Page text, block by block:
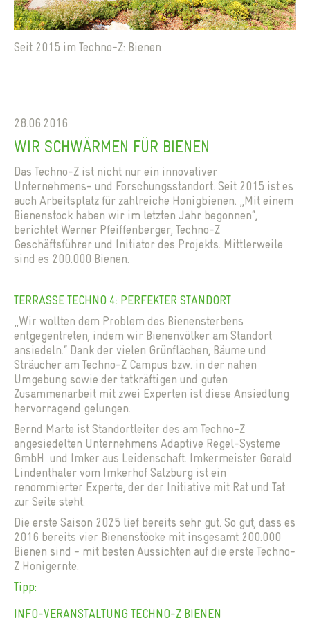
Seit 2015 im Techno-Z: Bienen
28.06.2016
WIR SCHWÄRMEN FÜR BIENEN
Das Techno-Z ist nicht nur ein innovativer
Unternehmens- und Forschungsstandort. Seit 2015 ist es
auch Arbeitsplatz für zahlreiche Honigbienen. „Mit einem
Bienenstock haben wir im letzten Jahr begonnen“,
berichtet Werner Pfeiffenberger, Techno-Z
Geschäftsführer und Initiator des Projekts. Mittlerweile
sind es 200.000 Bienen.
TERRASSE TECHNO 4: PERFEKTER STANDORT
„Wir wollten dem Problem des Bienensterbens
entgegentreten, indem wir Bienenvölker am Standort
ansiedeln.“ Dank der vielen Grünflächen, Bäume und
Sträucher am Techno-Z Campus bzw. in der nahen
Umgebung sowie der tatkräftigen und guten
Zusammenarbeit mit zwei Experten ist diese Ansiedlung
hervorragend gelungen.
Bernd Marte ist Standortleiter des am Techno-Z
angesiedelten Unternehmens Adaptive Regel-Systeme
GmbH und Imker aus Leidenschaft. Imkermeister Gerald
Lindenthaler vom Imkerhof Salzburg ist ein
renommierter Experte, der der Initiative mit Rat und Tat
zur Seite steht.
Die erste Saison 2025 lief bereits sehr gut. So gut, dass es
2016 bereits vier Bienenstöcke mit insgesamt 200.000
Bienen sind - mit besten Aussichten auf die erste Techno-
Z Honigernte.
Tipp:
INFO-VERANSTALTUNG TECHNO-Z BIENEN